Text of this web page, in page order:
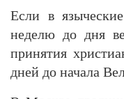
Если в
неделю до дня
принятия
дней до начала